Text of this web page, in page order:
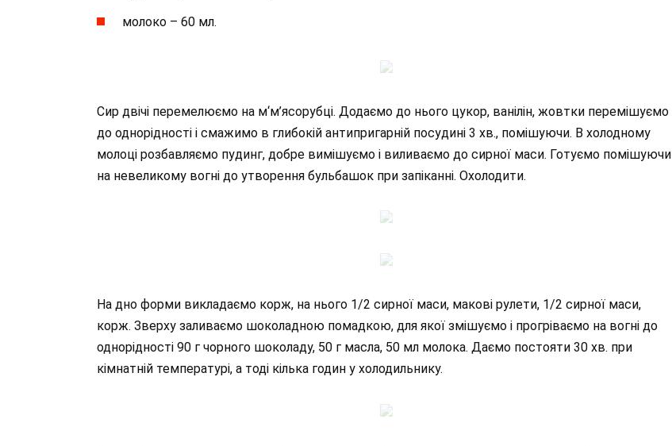
молоко – 60 мл.
Сир двічі перемелюємо на м‘м’ясорубці. Додаємо до нього цукор, ванілін, жовтки перемішуємо
до однорідності і смажимо в глибокій антипригарній посудині 3 хв., помішуючи. В холодному
молоці розбавляємо пудинг, добре вимішуємо і виливаємо до сирної маси. Готуємо помішуючи
на невеликому вогні до утворення бульбашок при запіканні. Охолодити.
На дно форми викладаємо корж, на нього 1/2 сирної маси, макові рулети, 1/2 сирної маси,
корж. Зверху заливаємо шоколадною помадкою, для якої змішуємо і прогріваємо на вогні до
однорідності 90 г чорного шоколаду, 50 г масла, 50 мл молока. Даємо постояти 30 хв. при
кімнатній температурі, а тоді кілька годин у холодильнику.